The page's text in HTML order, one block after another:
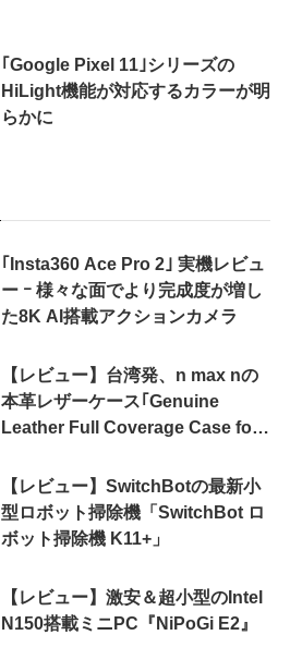
｢Google Pixel 11｣シリーズの
HiLight機能が対応するカラーが明
らかに
｢Insta360 Ace Pro 2｣ 実機レビュ
ー ｰ 様々な面でより完成度が増し
た8K AI搭載アクションカメラ
【レビュー】台湾発、n max nの
本革レザーケース｢Genuine
Leather Full Coverage Case for
【レビュー】SwitchBotの最新小
型ロボット掃除機「SwitchBot ロ
ボット掃除機 K11+」
【レビュー】激安＆超小型のIntel
N150搭載ミニPC『NiPoGi E2』